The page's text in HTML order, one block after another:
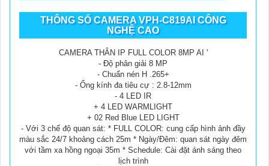
THÔNG SỐ CAMERA VPH-C819AI CÔNG
NGHỆ CAO
CAMERA THÂN IP FULL COLOR 8MP AI '
- Độ phân giải 8 MP
- Chuẩn nén H .265+
- Ống kính đa tiêu cự : 2.8-12mm
- 4 LED IR
+ 4 LED WARMLIGHT
+ 02 Red Blue LED LIGHT
- Với 3 chế độ quan sát: * FULL COLOR: cung cấp hình ảnh đầy
màu sắc 24/7 khoảng cách 25m * Ngày/Đêm: quan sát ngày đêm
với tầm xa hồng ngoại 35m * Schedule: Cài đặt ánh sáng theo
lịch trình